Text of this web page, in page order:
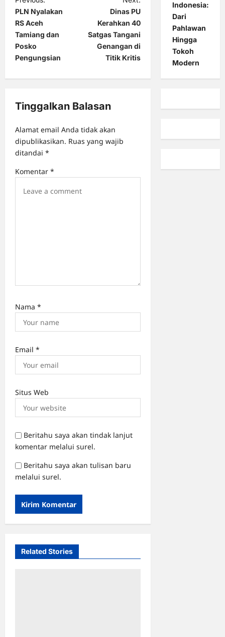
o
s
t
n
a
g
a
t
i
PLN Nyalakan
RS Aceh
Tamiang dan
Posko
Pengungsian
Dinas PU
Kerahkan 40
Satgas Tangani
Genangan di
Titik Kritis
Tinggalkan Balasan
Alamat email Anda tidak akan
dipublikasikan. Ruas yang wajib
ditandai *
Komentar *
Nama *
Email *
Situs Web
Beritahu saya akan tindak lanjut
komentar melalui surel.
Beritahu saya akan tulisan baru
melalui surel.
Related Stories
Indonesia:
Dari
Pahlawan
Hingga
Tokoh
Modern